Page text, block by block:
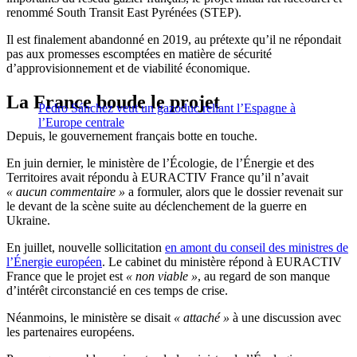
renommé South Transit East Pyrénées (STEP).
Il est finalement abandonné en 2019, au prétexte qu’il ne répondait
pas aux promesses escomptées en matière de sécurité
d’approvisionnement et de viabilité économique.
Pedro Sánchez veut un gazoduc reliant l’Espagne à
l’Europe centrale
La France boude le projet
Depuis, le gouvernement français botte en touche.
En juin dernier, le ministère de l’Écologie, de l’Énergie et des
Territoires avait répondu à EURACTIV France qu’il n’avait
« aucun commentaire » a formuler, alors que le dossier revenait sur
le devant de la scène suite au déclenchement de la guerre en
Ukraine.
En juillet, nouvelle sollicitation en amont du conseil des ministres de
l’Énergie européen. Le cabinet du ministère répond à EURACTIV
France que le projet est « non viable », au regard de son manque
d’intérêt circonstancié en ces temps de crise.
Néanmoins, le ministère se disait « attaché » à une discussion avec
les partenaires européens.